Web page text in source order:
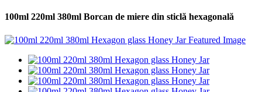
100ml 220ml 380ml Borcan de miere din sticlă hexagonală